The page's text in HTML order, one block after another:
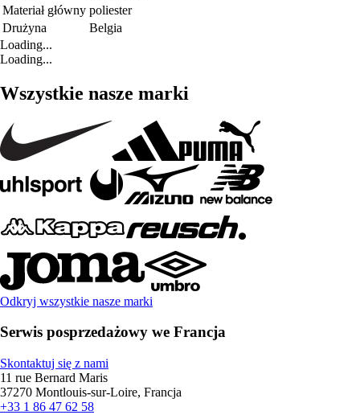
Materiał główny poliester
Drużyna
Belgia
Loading...
Loading...
Wszystkie nasze marki
Odkryj wszystkie nasze marki
Serwis posprzedażowy we Francja
Skontaktuj się z nami
11 rue Bernard Maris
37270 Montlouis-sur-Loire, Francja
+33 1 86 47 62 58